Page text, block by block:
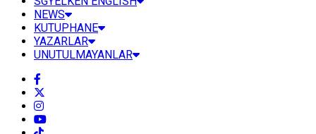
NEWS
KUTUPHANE
YAZARLAR
UNUTULMAYANLAR